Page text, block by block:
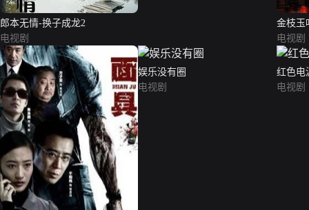
郎本无情-换子成龙2
电视剧
金枝玉
电视剧
娱乐没有圈
电视剧
红色电
电视剧